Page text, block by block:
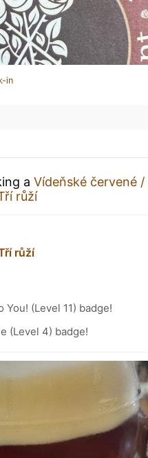
in
a Vídeňské červené /
růží
růží
You! (Level 11) badge!
(Level 4) badge!